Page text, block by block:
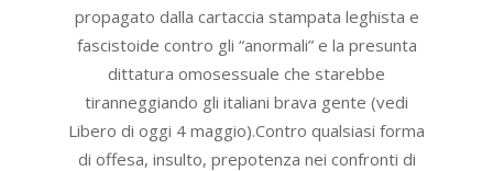
propagato dalla cartaccia stampata leghista e
fascistoide contro gli “anormali” e la presunta
dittatura omosessuale che starebbe
tiranneggiando gli italiani brava gente (vedi
Libero di oggi 4 maggio).Contro qualsiasi forma
di offesa, insulto, prepotenza nei confronti di